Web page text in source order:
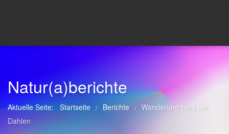
Natur(a)berichte
Aktuelle Seite: Startseite / Berichte / Wanderung rund um
Dahlen